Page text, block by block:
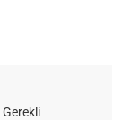
Gerekli